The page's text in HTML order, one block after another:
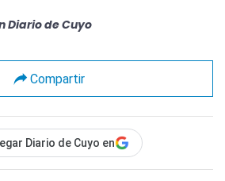
Diario de Cuyo
Compartir
Diario de Cuyo en